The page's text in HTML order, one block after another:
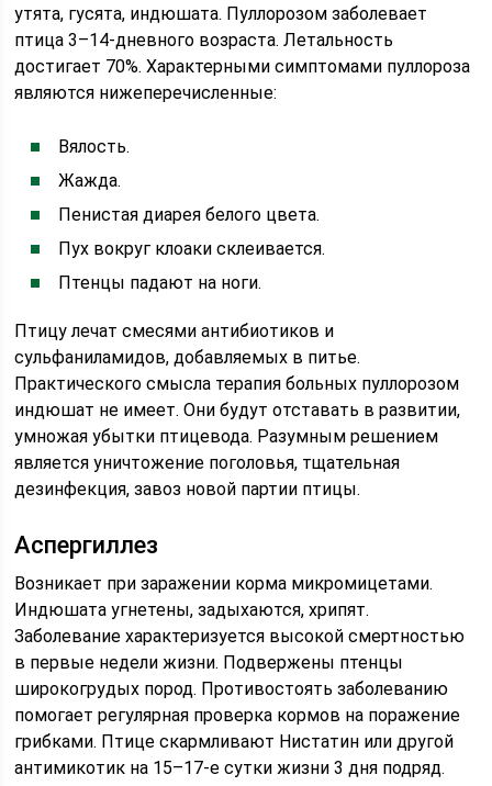
утята, гусята, индюшата. Пуллорозом заболевает
птица 3–14-дневного возраста. Летальность
достигает 70%. Характерными симптомами пуллороза
являются нижеперечисленные:
Вялость.
Жажда.
Пенистая диарея белого цвета.
Пух вокруг клоаки склеивается.
Птенцы падают на ноги.
Птицу лечат смесями антибиотиков и
сульфаниламидов, добавляемых в питье.
Практического смысла терапия больных пуллорозом
индюшат не имеет. Они будут отставать в развитии,
умножая убытки птицевода. Разумным решением
является уничтожение поголовья, тщательная
дезинфекция, завоз новой партии птицы.
Аспергиллез
Возникает при заражении корма микромицетами.
Индюшата угнетены, задыхаются, хрипят.
Заболевание характеризуется высокой смертностью
в первые недели жизни. Подвержены птенцы
широкогрудых пород. Противостоять заболеванию
помогает регулярная проверка кормов на поражение
грибками. Птице скармливают Нистатин или другой
антимикотик на 15–17-е сутки жизни 3 дня подряд.